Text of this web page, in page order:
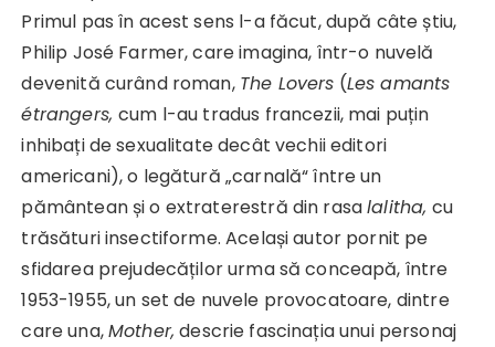
Primul pas în acest sens l-a făcut, după câte știu,
Philip José Farmer, care imagina, într-o nuvelă
devenită curând roman, The Lovers (Les amants
étrangers,cum l-au tradus francezii, mai puțin
inhibați de sexualitate decât vechii editori
americani), o legătură „carnală“ între un
pământean și o extraterestră din rasalalitha, cu
trăsături insectiforme. Același autor pornit pe
sfidarea prejudecăților urma să conceapă, între
1953-1955, un set de nuvele provocatoare, dintre
care una,Mother, descrie fascinația unui personaj